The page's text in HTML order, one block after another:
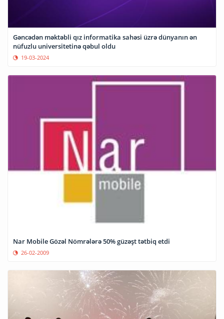
Gəncədən məktəbli qız informatika sahəsi üzrə dünyanın ən
nüfuzlu universitetinə qəbul oldu
19-03-2024
Nar Mobile Gözəl Nömrələrə 50% güzəşt tətbiq etdi
26-02-2009